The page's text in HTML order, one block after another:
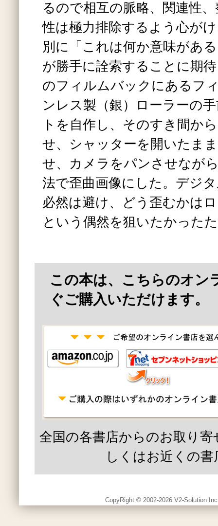
るので相互の脈略、関連性
性は極力排除するよう心が
別に「これは何か意味があ
が勝手に詮索することに期
のフィルムバックにあるフ
ンレス製（銀）ローラーの
トを自作し、そのすき間か
せ、シャッターを開いたま
せ、カメラをパンさせなが
法で歪曲画像にした。デジ
必然は避け、どう歪むかは
という偶然を狙いたかった
この本は、こちらのオン
ぐご購入いただけます。
全国の各書店からのお取り
しくはお近くの書
CopyRight © 2002-2026 V2-Solution